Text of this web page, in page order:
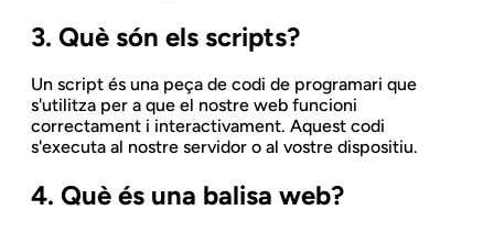
3. Què són els scripts?
Un script és una peça de codi de programari que
s'utilitza per a que el nostre web funcioni
correctament i interactivament. Aquest codi
s'executa al nostre servidor o al vostre dispositiu.
4. Què és una balisa web?